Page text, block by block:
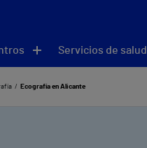
Servicios de salud
Ecografía en Alicante